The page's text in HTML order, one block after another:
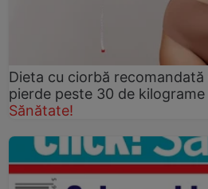
Dieta cu ciorbă
pierde peste 30 de
Sănătate!